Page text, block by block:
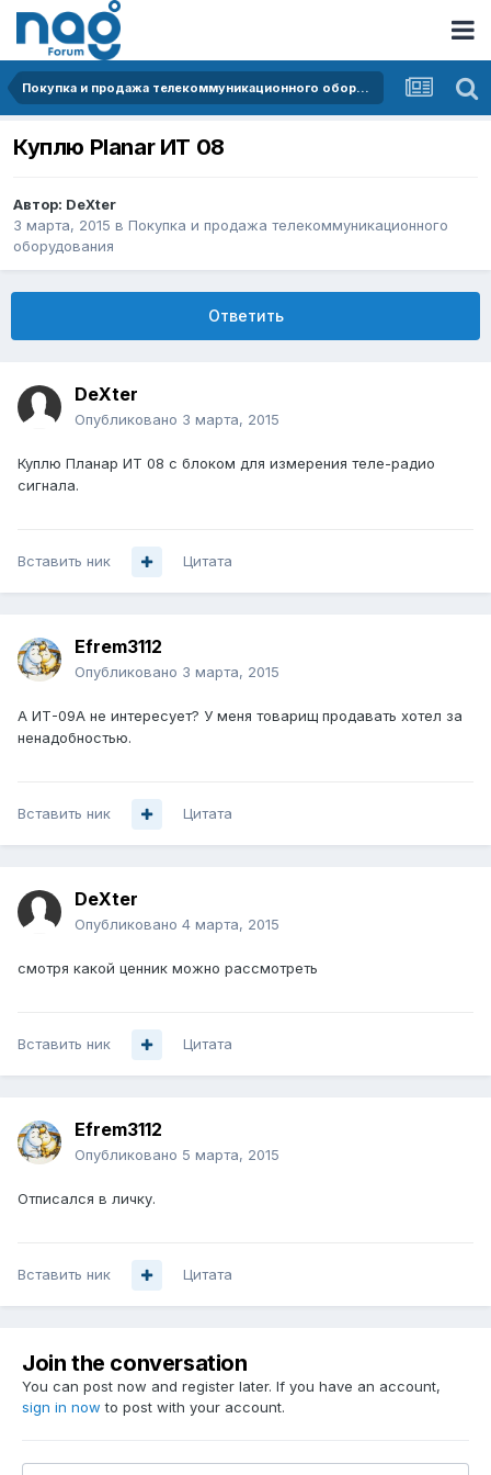
Покупка и продажа телекоммуникационного оборудования
Куплю Planar ИТ 08
Автор: DeXter
3 марта, 2015 в Покупка и продажа телекоммуникационного
оборудования
Ответить
DeXter
Опубликовано 3 марта, 2015
Куплю Планар ИТ 08 с блоком для измерения теле-радио
сигнала.
Вставить ник Цитата
Efrem3112
Опубликовано 3 марта, 2015
А ИТ-09А не интересует? У меня товарищ продавать хотел за
ненадобностью.
Вставить ник Цитата
DeXter
Опубликовано 4 марта, 2015
смотря какой ценник можно рассмотреть
Вставить ник Цитата
Efrem3112
Опубликовано 5 марта, 2015
Отписался в личку.
Вставить ник Цитата
Join the conversation
You can post now and register later. If you have an account,
sign in now to post with your account.